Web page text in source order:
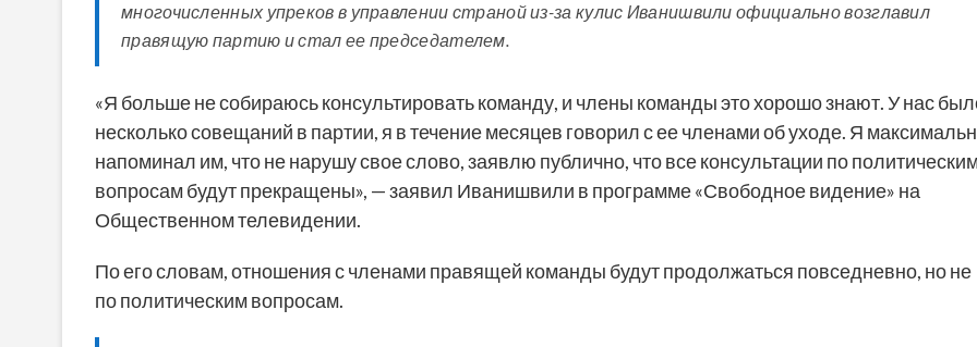
многочисленных упреков в управлении страной из-за кулис Иванишвили официально возглавил
правящую партию и стал ее председателем.
«Я больше не собираюсь консультировать команду, и члены команды это хорошо знают. У нас
несколько совещаний в партии, я в течение месяцев говорил с ее членами об уходе. Я
напоминал им, что не нарушу свое слово, заявлю публично, что все консультации по
вопросам будут прекращены», — заявил Иванишвили в программе «Свободное видение» на
Общественном телевидении.
По его словам, отношения с членами правящей команды будут продолжаться повседневно, но не
по политическим вопросам.